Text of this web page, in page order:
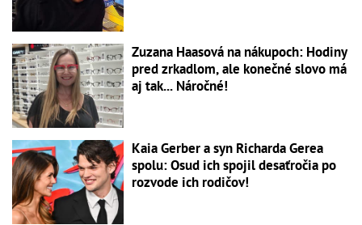
Zuzana Haasová na nákupoch: Hodiny
pred zrkadlom, ale konečné slovo má
aj tak... Náročné!
Kaia Gerber a syn Richarda Gerea
spolu: Osud ich spojil desaťročia po
rozvode ich rodičov!